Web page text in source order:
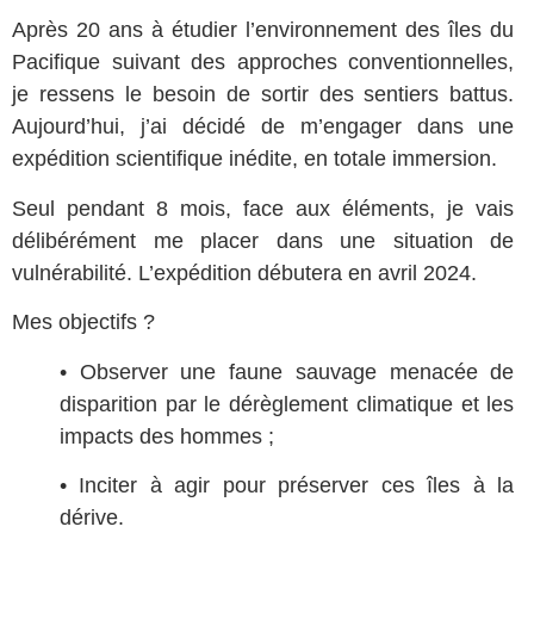
Après 20 ans à étudier l’environnement des îles du
Pacifique suivant des approches conventionnelles,
je ressens le besoin de sortir des sentiers battus.
Aujourd’hui, j’ai décidé de m’engager dans une
expédition scientifique inédite, en totale immersion.
Seul pendant 8 mois, face aux éléments, je vais
délibérément me placer dans une situation de
vulnérabilité. L’expédition débutera en avril 2024.
Mes objectifs ?
• Observer une faune sauvage menacée de
disparition par le dérèglement climatique et les
impacts des hommes ;
• Inciter à agir pour préserver ces îles à la
dérive.